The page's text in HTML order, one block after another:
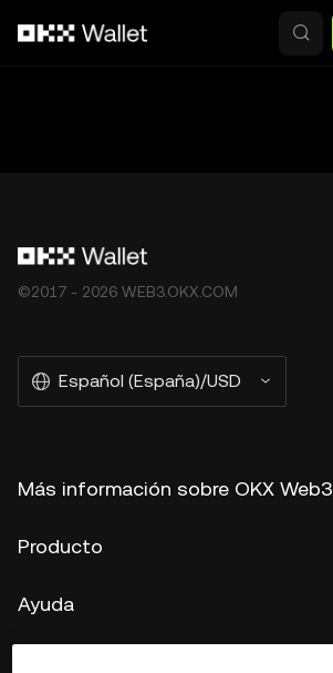
©2017 - 2026 WEB3.OKX.COM
Español (España)/USD
Más información sobre OKX Web3
Producto
Ayuda